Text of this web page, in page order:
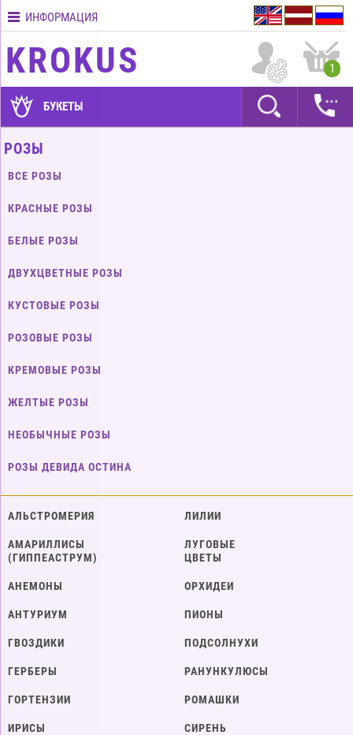
Контакты
Условия
ГАРАНТИИ
оплатить?
Как
заказ?
ИНФОРМАЦИЯ
KROKUS 1
БУКЕТЫ
РОЗЫ
ВСЕ РОЗЫ
КРАСНЫЕ РОЗЫ
БЕЛЫЕ РОЗЫ
ДВУХЦВЕТНЫЕ РОЗЫ
КУСТОВЫЕ РОЗЫ
РОЗОВЫЕ РОЗЫ
КРЕМОВЫЕ РОЗЫ
ЖЕЛТЫЕ РОЗЫ
НЕОБЫЧНЫЕ РОЗЫ
РОЗЫ ДЕВИДА ОСТИНА
АЛЬСТРОМЕРИЯ
АМАРИЛЛИСЫ
(ГИППЕАСТРУМ)
АНЕМОНЫ
АНТУРИУМ
ГВОЗДИКИ
ГЕРБЕРЫ
ГОРТЕНЗИИ
ИРИСЫ
ЛИЛИИ
ЛУГОВЫЕ
ЦВЕТЫ
ОРХИДЕИ
ПИОНЫ
ПОДСОЛНУХИ
РАНУНКУЛЮСЫ
РОМАШКИ
СИРЕНЬ